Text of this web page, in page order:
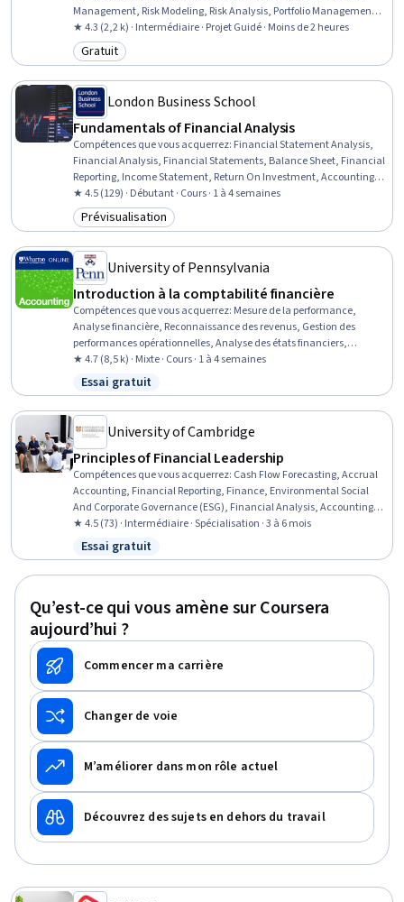
Management, Risk Modeling, Risk Analysis, Portfolio Management,
Financial Market, Investments, Statistics
★ 4.3 (2,2 k) · Intermédiaire · Projet Guidé · Moins de 2 heures
Catégorie : Gratuit
Gratuit
London Business School
Fundamentals of Financial Analysis
Compétences que vous acquerrez: Financial Statement Analysis,
Financial Analysis, Financial Statements, Balance Sheet, Financial
Reporting, Income Statement, Return On Investment, Accounting,
Investments, Cash Flows
★ 4.5 (129) · Débutant · Cours · 1 à 4 semaines
Catégorie : Prévisualisation
Prévisualisation
University of Pennsylvania
Introduction à la comptabilité financière
Compétences que vous acquerrez: Mesure de la performance,
Analyse financière, Reconnaissance des revenus, Gestion des
performances opérationnelles, Analyse des états financiers,
Registres comptables, Comptabilité, Indicateurs d'activité, Principes
comptables généralement acceptés (GAAP), Bilan, États financiers,
Retour sur investissement, Comptabilité financière, Comptabilité,
Flux de trésorerie, Compte de résultat, Comptes de régularisation,
Rapports financiers, Comptabilité d'exercice
★ 4.7 (8,5 k) · Mixte · Cours · 1 à 4 semaines
Statut : Essai gratuit
Essai gratuit
University of Cambridge
Principles of Financial Leadership
Compétences que vous acquerrez: Cash Flow Forecasting, Accrual
Accounting, Financial Reporting, Finance, Environmental Social
And Corporate Governance (ESG), Financial Analysis, Accounting,
Financial Management, Financial Modeling, Corporate Finance,
Capital Markets, Cash Flows, Financial Statements, Accruals,
Depreciation, Key Performance Indicators (KPIs), Investments,
Loans, Strategic Decision-Making, Problem Solving
★ 4.5 (73) · Intermédiaire · Spécialisation · 3 à 6 mois
Statut : Essai gratuit
Essai gratuit
Qu’est-ce qui vous amène sur Coursera
aujourd’hui ?
Commencer ma carrière
Changer de voie
M’améliorer dans mon rôle actuel
Découvrez des sujets en dehors du travail